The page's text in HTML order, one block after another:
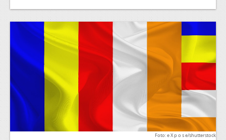
Foto: e X p o s e/shutterstock